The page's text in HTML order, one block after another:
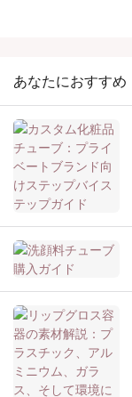
あなたにおすすめ